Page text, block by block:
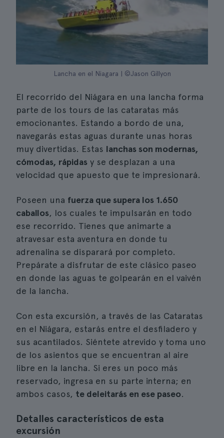
Lancha en el Niagara | ©Jason Gillyon
El recorrido del Niágara en una lancha forma
parte de los tours de las cataratas más
emocionantes. Estando a bordo de una,
navegarás estas aguas durante unas horas
muy divertidas. Estas lanchas son modernas,
cómodas, rápidas y se desplazan a una
velocidad que apuesto que te impresionará.
Poseen una fuerza que supera los 1.650
caballos, los cuales te impulsarán en todo
ese recorrido. Tienes que animarte a
atravesar esta aventura en donde tu
adrenalina se disparará por completo.
Prepárate a disfrutar de este clásico paseo
en donde las aguas te golpearán en el vaivén
de la lancha.
Con esta excursión, a través de las Cataratas
en el Niágara, estarás entre el desfiladero y
sus acantilados. Siéntete atrevido y toma uno
de los asientos que se encuentran al aire
libre en la lancha. Si eres un poco más
reservado, ingresa en su parte interna; en
ambos casos, te deleitarás en ese paseo.
Detalles característicos de esta
excursión